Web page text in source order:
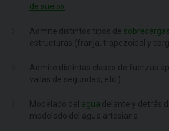
de suelos
Admite distintos tipos de sobrecargas
estructuras (franja, trapezoidal y
Admite distintas clases de fuerzas
vallas de seguridad, etc.)
Modelado del agua delante y detrás
modelado del agua artesiana